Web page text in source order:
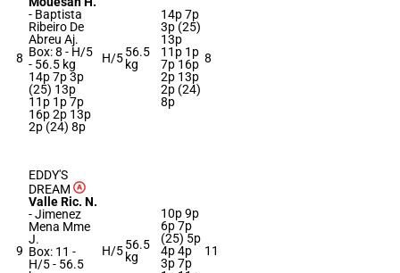
8
- Baptista
Ribeiro De
Abreu Aj.
Box: 8 - H/5
- 56.5 kg
14p 7p 3p
(25) 13p
11p 1p 7p
16p 2p 13p
2p (24) 8p
H/556.5
kg
14p 7p
3p (25)
13p
11p 1p
7p 16p
2p 13p
2p (24)
8p
8
9
EDDY'S
DREAM
Valle Ric. N.
-Jimenez
Mena Mme
J.
Box: 11 -
H/5 - 56.5
H/556.5
kg
10p 9p
6p 7p
(25) 5p
4p 4p
3p 7p
11